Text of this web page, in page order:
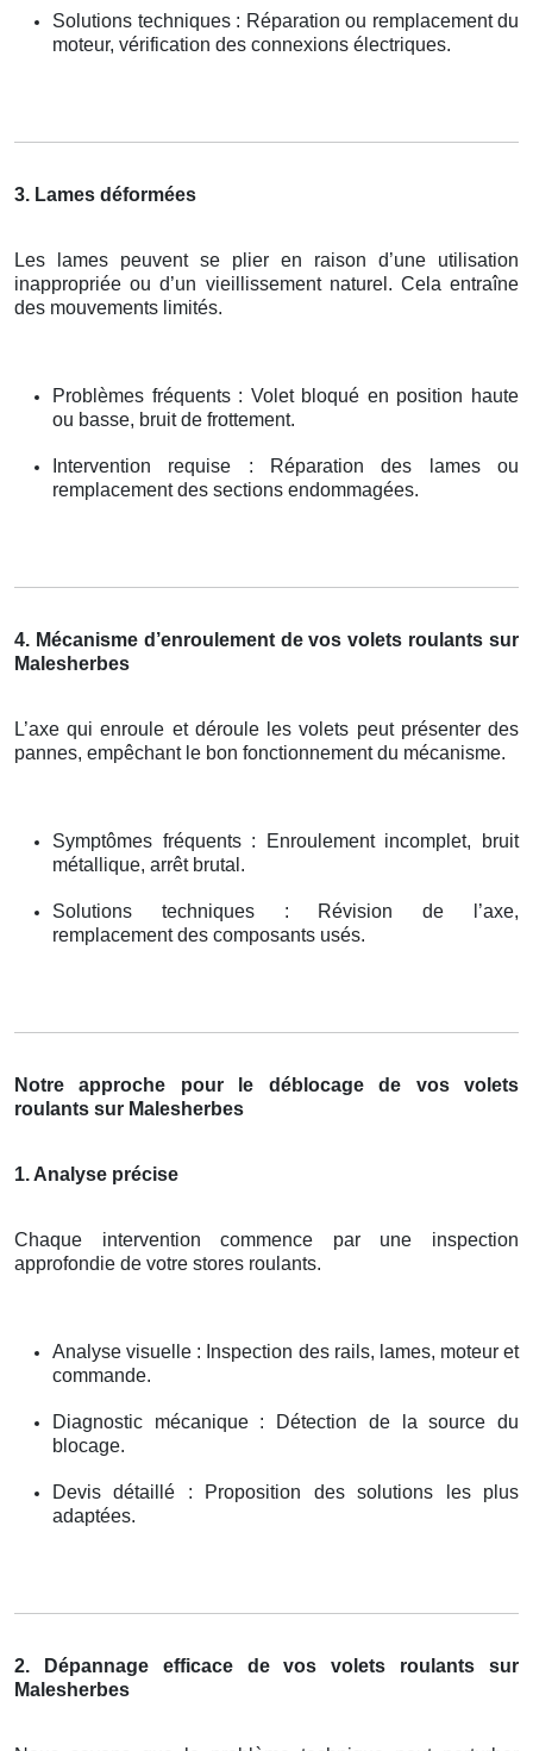
Solutions techniques : Réparation ou remplacement du
moteur, vérification des connexions électriques.
3. Lames déformées
Les lames peuvent se plier en raison d’une utilisation
inappropriée ou d’un vieillissement naturel. Cela entraîne
des mouvements limités.
Problèmes fréquents : Volet bloqué en position haute
ou basse, bruit de frottement.
Intervention requise : Réparation des lames ou
remplacement des sections endommagées.
4. Mécanisme d’enroulement de vos volets roulants sur
Malesherbes
L’axe qui enroule et déroule les volets peut présenter des
pannes, empêchant le bon fonctionnement du mécanisme.
Symptômes fréquents : Enroulement incomplet, bruit
métallique, arrêt brutal.
Solutions techniques : Révision de l’axe,
remplacement des composants usés.
Notre approche pour le déblocage de vos volets
roulants sur Malesherbes
1. Analyse précise
Chaque intervention commence par une inspection
approfondie de votre stores roulants.
Analyse visuelle : Inspection des rails, lames, moteur et
commande.
Diagnostic mécanique : Détection de la source du
blocage.
Devis détaillé : Proposition des solutions les plus
adaptées.
2. Dépannage efficace de vos volets roulants sur
Malesherbes